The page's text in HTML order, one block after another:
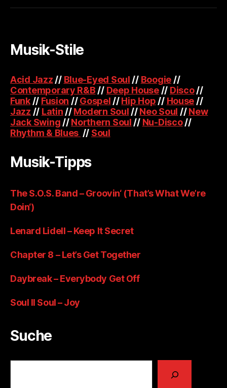
Musik-Stile
Acid Jazz // Blue-Eyed Soul // Boogie //
Contemporary R&B // Deep House// Disco//
Funk// Fusion //Gospel //Hip Hop // House //
Jazz // Latin //Modern Soul //Neo Soul //New
Jack Swing //Northern Soul // Nu-Disco//
Rhythm & Blues // Soul
Musik-Tipps
The S.O.S. Band – Groovin‘ (That’s What We’re
Doin‘)
Lenard Lidell – Keep It Secret
Chapter 8 – Let’s Get Together
Daybreak – Everybody Get Off
Soul II Soul – Joy
Suche